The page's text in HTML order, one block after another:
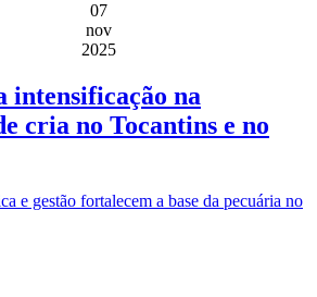
07
nov
2025
intensificação na
cria no Tocantins e no
e gestão fortalecem a base da pecuária no